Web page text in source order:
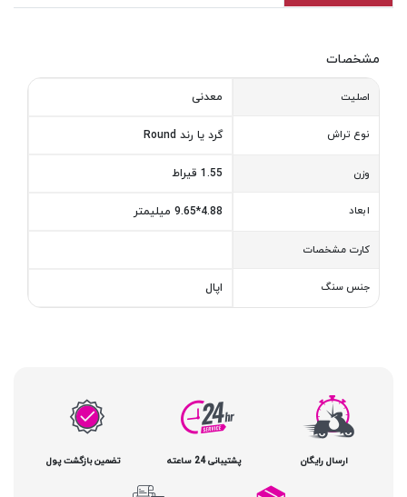
مشخصات
اصلیت معدنی
نوع تراش گرد یا رند Round
وزن 1.55 قیراط
ابعاد 4.88*9.65 میلیمتر
کارت مشخصات
جنس سنگ اپال
ارسال رایگان پشتیبانی 24 ساعته تضمین بازگشت پول